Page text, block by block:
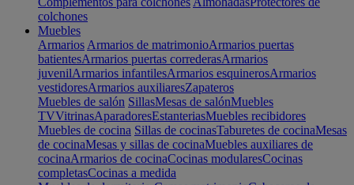
colchones
Muebles
Armarios Armarios de matrimonioArmarios puertas
batientesArmarios puertas correderasArmarios
juvenilArmarios infantilesArmarios esquinerosArmarios
vestidoresArmarios auxiliaresZapateros
Muebles de salón SillasMesas de salónMuebles
TVVitrinasAparadoresEstanteriasMuebles recibidores
Muebles de cocina Sillas de cocinasTaburetes de cocinaMesas
de cocinaMesas y sillas de cocinaMuebles auxiliares de
cocinaArmarios de cocinaCocinas modularesCocinas
completasCocinas a medida